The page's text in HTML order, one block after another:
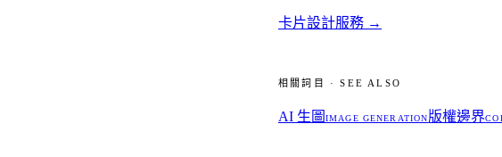
卡片設計服務 →
相關詞目 · SEE ALSO
AI 生圖 IMAGE GENERATION 版權邊界